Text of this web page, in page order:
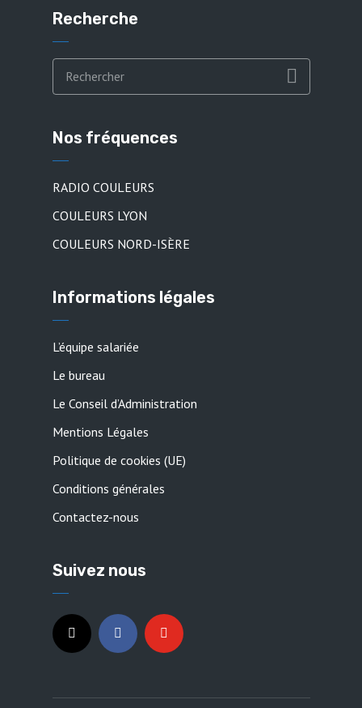
Recherche
Nos fréquences
RADIO COULEURS
COULEURS LYON
COULEURS NORD-ISÈRE
Informations légales
L’équipe salariée
Le bureau
Le Conseil d’Administration
Mentions Légales
Politique de cookies (UE)
Conditions générales
Contactez-nous
Suivez nous